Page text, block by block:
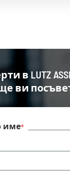
в LUTZ
ви
име